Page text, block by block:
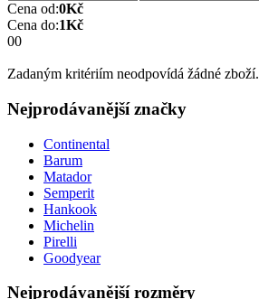
Cena od:0Kč
Cena do:1Kč
00
Zadaným kritériím neodpovídá žádné zboží.
Nejprodávanější značky
Continental
Barum
Matador
Semperit
Hankook
Michelin
Pirelli
Goodyear
Nejprodávanější rozměry